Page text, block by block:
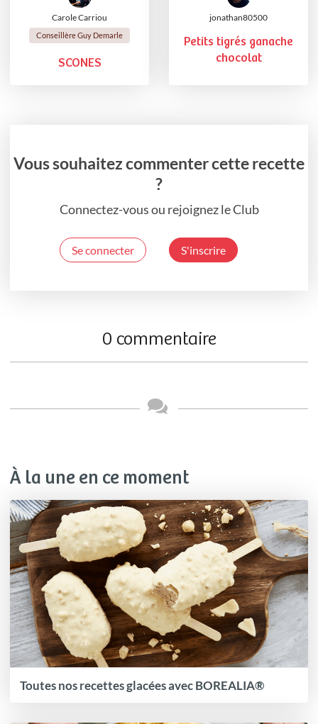
Carole Carriou
Conseillère Guy Demarle
SCONES
jonathan80500
Petits tigrés ganache
chocolat
Vous souhaitez commenter cette recette
?
Connectez-vous ou rejoignez le Club
Se connecter S'inscrire
0 commentaire
À la une en ce moment
Toutes nos recettes glacées avec BOREALIA®